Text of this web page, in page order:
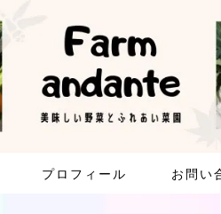
プロフィール お問い